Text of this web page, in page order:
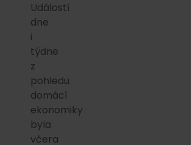
Událostí
dne
i
týdne
z
pohledu
domácí
ekonomiky
byla
včera